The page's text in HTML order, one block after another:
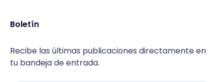
Boletín
Recibe las últimas publicaciones directamente en
tu bandeja de entrada.